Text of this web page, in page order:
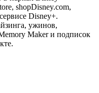
shopDisney.com,
Disney+.
ужинов,
Maker и подписок